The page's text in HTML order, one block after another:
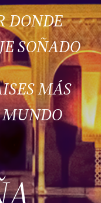
DONDE
SOÑADO
MÁS
MUNDO